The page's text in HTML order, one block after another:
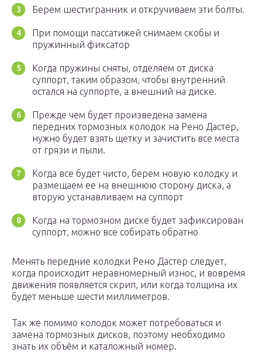
Берем шестигранник и откручиваем эти болты.
При помощи пассатижей снимаем скобы и
пружинный фиксатор
Когда пружины сняты, отделяем от диска
суппорт, таким образом, чтобы внутренний
остался на суппорте, а внешний на диске.
Прежде чем будет произведена замена
передних тормозных колодок на Рено Дастер,
нужно будет взять щетку и зачистить все места
от грязи и пыли.
Когда все будет чисто, берем новую колодку и
размещаем ее на внешнюю сторону диска, а
вторую устанавливаем на суппорт
Когда на тормозном диске будет зафиксирован
суппорт, можно все собирать обратно
Менять передние колодки Рено Дастер следует,
когда происходит неравномерный износ, и вовремя
движения появляется скрип, или когда толщина их
будет меньше шести миллиметров.
Так же помимо колодок может потребоваться и
замена тормозных дисков, поэтому необходимо
знать их объём и каталожный номер.